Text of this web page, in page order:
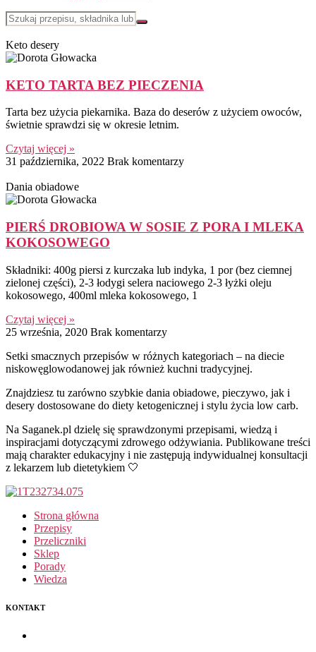
Keto desery
KETO TARTA BEZ PIECZENIA
Tarta bez użycia piekarnika. Baza do deserów z użyciem owoców,
świetnie sprawdzi się w okresie letnim.
Czytaj więcej »
31 października, 2022 Brak komentarzy
Dania obiadowe
PIERŚ DROBIOWA W SOSIE Z PORA I MLEKA
KOKOSOWEGO
Składniki: 400g piersi z kurczaka lub indyka, 1 por (bez ciemnej
zielonej części), 2-3 łodygi selera naciowego 2-3 łyżki oleju
kokosowego, 400ml mleka kokosowego, 1
Czytaj więcej »
25 września, 2020 Brak komentarzy
Setki smacznych przepisów w różnych kategoriach – na diecie
niskowęglowodanowej jak również kuchni tradycyjnej.
Znajdziesz tu zarówno szybkie dania obiadowe, pieczywo, jak i
desery dostosowane do diety ketogenicznej i stylu życia low carb.
Na Saganek.pl dzielę się sprawdzonymi przepisami, wiedzą i
inspiracjami dotyczącymi zdrowego odżywiania. Publikowane treści
mają charakter edukacyjny i nie zastępują indywidualnej konsultacji
z lekarzem lub dietetykiem 🤍
Strona główna
Przepisy
Przeliczniki
Sklep
Porady
Wiedza
KONTAKT